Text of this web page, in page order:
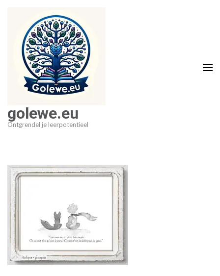
inhoud
golewe.eu
Ontgrendel je leerpotentieel